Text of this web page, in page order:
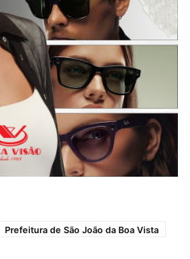
Prefeitura de São João da Boa Vista